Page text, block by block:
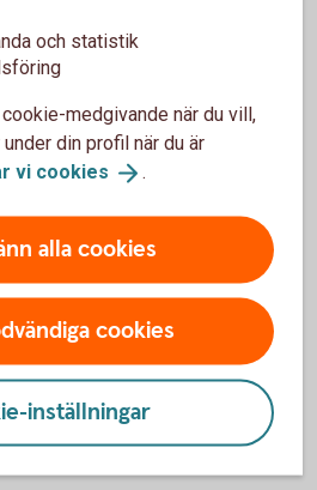
du en
ofta en av de största
förberedelser kan
och mer
bolagsförsäljning
och statistik
medgivande när du vill,
din profil när du är
vi cookies .
alla cookies
cookies
inställningar